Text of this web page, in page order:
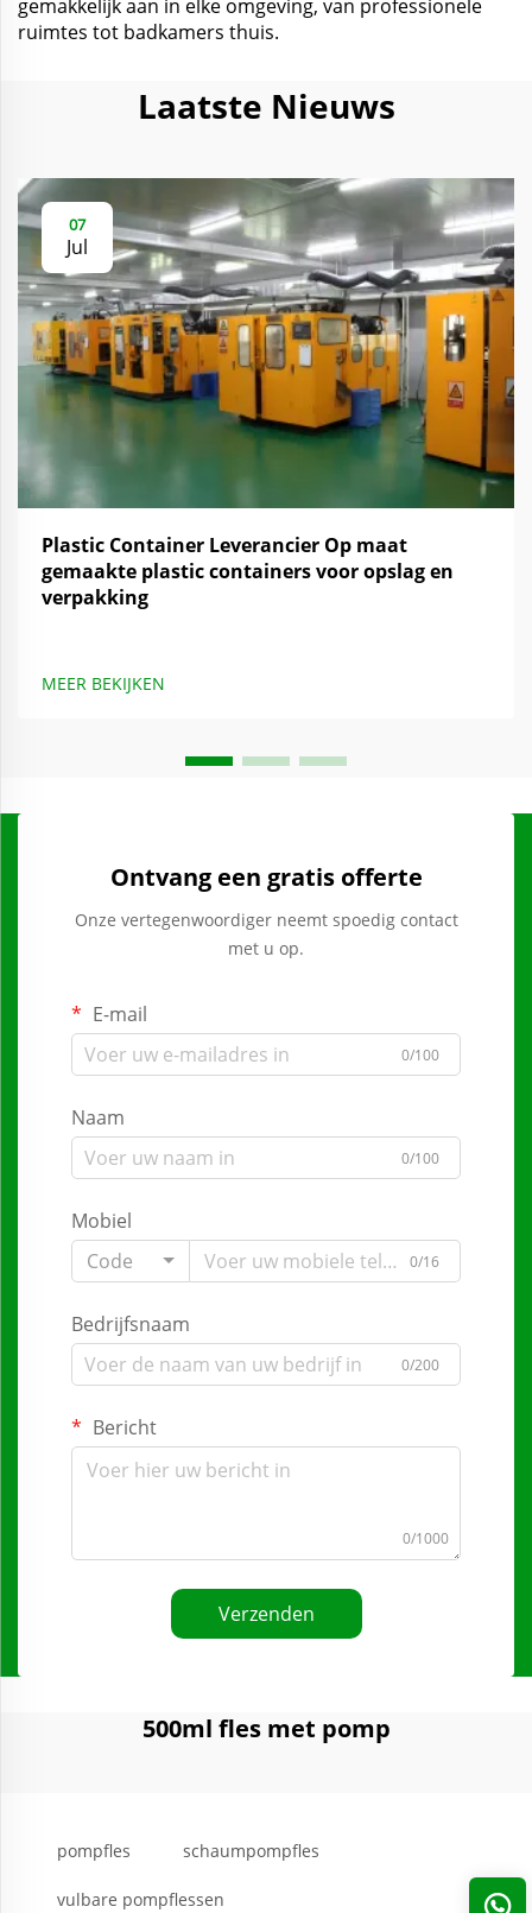
gemakkelijk aan in elke omgeving, van professionele
ruimtes tot badkamers thuis.
Laatste Nieuws
07
Jul
Plastic Container Leverancier Op maat
gemaakte plastic containers voor opslag en
verpakking
MEER BEKIJKEN
Ontvang een gratis offerte
Onze vertegenwoordiger neemt spoedig contact
met u op.
E-mail
0/100
Naam
0/100
Mobiel
Code
0/16
Bedrijfsnaam
0/200
Bericht
0/1000
Verzenden
500ml fles met pomp
pompfles schaumpompfles
vulbare pompflessen